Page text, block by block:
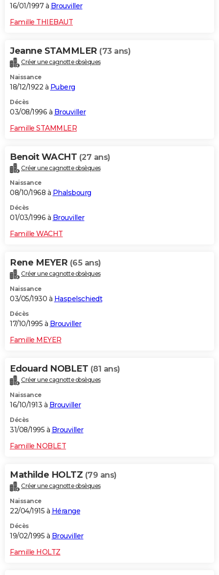
16/01/1997 à Brouviller
Famille THIEBAUT
Jeanne STAMMLER (73 ans)
Créer une cagnotte obsèques
Naissance
18/12/1922 à Puberg
Décès
03/08/1996 à Brouviller
Famille STAMMLER
Benoit WACHT (27 ans)
Créer une cagnotte obsèques
Naissance
08/10/1968 à Phalsbourg
Décès
01/03/1996 à Brouviller
Famille WACHT
Rene MEYER (65 ans)
Créer une cagnotte obsèques
Naissance
03/05/1930 à Haspelschiedt
Décès
17/10/1995 à Brouviller
Famille MEYER
Edouard NOBLET (81 ans)
Créer une cagnotte obsèques
Naissance
16/10/1913 à Brouviller
Décès
31/08/1995 à Brouviller
Famille NOBLET
Mathilde HOLTZ (79 ans)
Créer une cagnotte obsèques
Naissance
22/04/1915 à Hérange
Décès
19/02/1995 à Brouviller
Famille HOLTZ